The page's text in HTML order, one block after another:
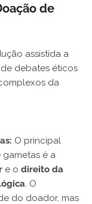
de
assistida a
debates éticos
da
O principal
é a
e o direito da
. O
do doador, mas